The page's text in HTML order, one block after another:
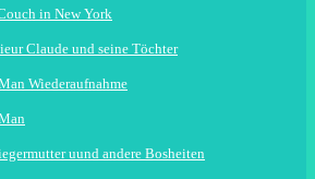
in New York
Claude und seine Töchter
Wiederaufnahme
uund andere Bosheiten